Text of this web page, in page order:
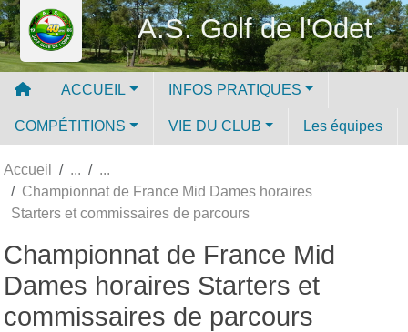
A.S. Golf de l'Odet
ACCUEIL INFOS PRATIQUES
COMPÉTITIONS VIE DU CLUB Les équipes
Accueil
Championnat de France Mid Dames horaires
Starters et commissaires de parcours
Championnat de France Mid
Dames horaires Starters et
commissaires de parcours
Panneau de gestion des cookies